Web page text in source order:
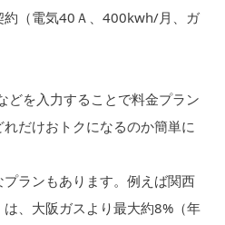
約（電気40Ａ、400kwh/月、ガ
どを入力することで料金プラン
だけおトクになるのか簡単に
ランもあります。例えば関西
、大阪ガスより最大約8%（年